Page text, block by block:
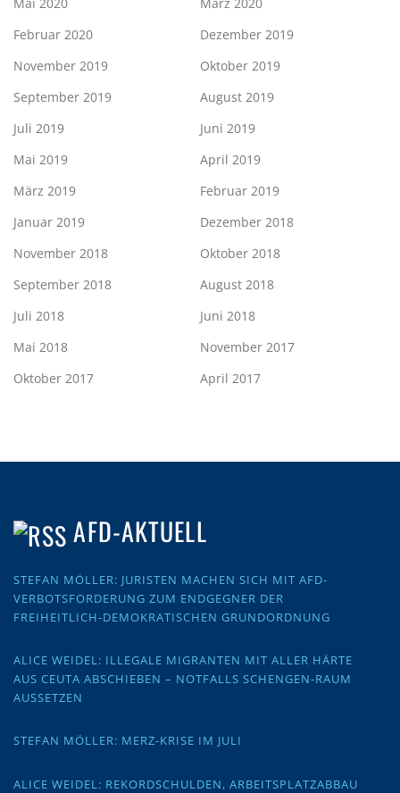
Februar 2020
Dezember 2019
November 2019
Oktober 2019
September 2019
August 2019
Juli 2019
Juni 2019
Mai 2019
April 2019
März 2019
Februar 2019
Januar 2019
Dezember 2018
November 2018
Oktober 2018
September 2018
August 2018
Juli 2018
Juni 2018
Mai 2018
November 2017
Oktober 2017
April 2017
AFD-AKTUELL
STEFAN MÖLLER: JURISTEN MACHEN SICH MIT AFD-
VERBOTSFORDERUNG ZUM ENDGEGNER DER
FREIHEITLICH-DEMOKRATISCHEN GRUNDORDNUNG
ALICE WEIDEL: ILLEGALE MIGRANTEN MIT ALLER HÄRTE
AUS CEUTA ABSCHIEBEN – NOTFALLS SCHENGEN-RAUM
AUSSETZEN
STEFAN MÖLLER: MERZ-KRISE IM JULI
ALICE WEIDEL: REKORDSCHULDEN, ARBEITSPLATZABBAU